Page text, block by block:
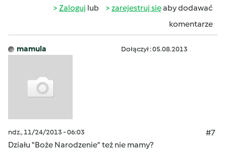
Zaloguj lub zarejestruj sięaby dodawać
komentarze
mamula Dołączył : 05.08.2013
ndz., 11/24/2013 - 06:03
#7
Działu "Boże Narodzenie" też nie mamy?